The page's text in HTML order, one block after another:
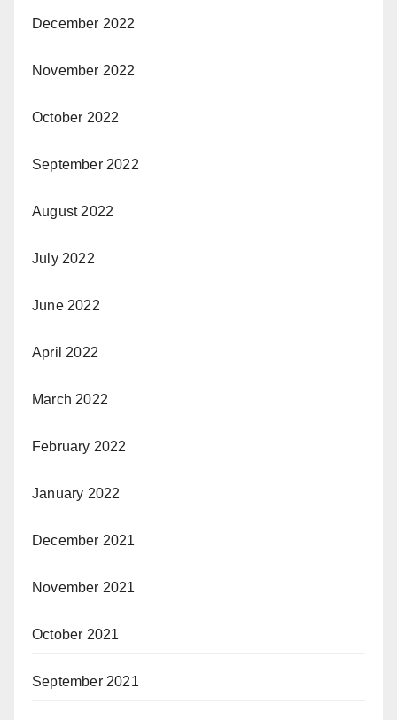
December 2022
November 2022
October 2022
September 2022
August 2022
July 2022
June 2022
April 2022
March 2022
February 2022
January 2022
December 2021
November 2021
October 2021
September 2021